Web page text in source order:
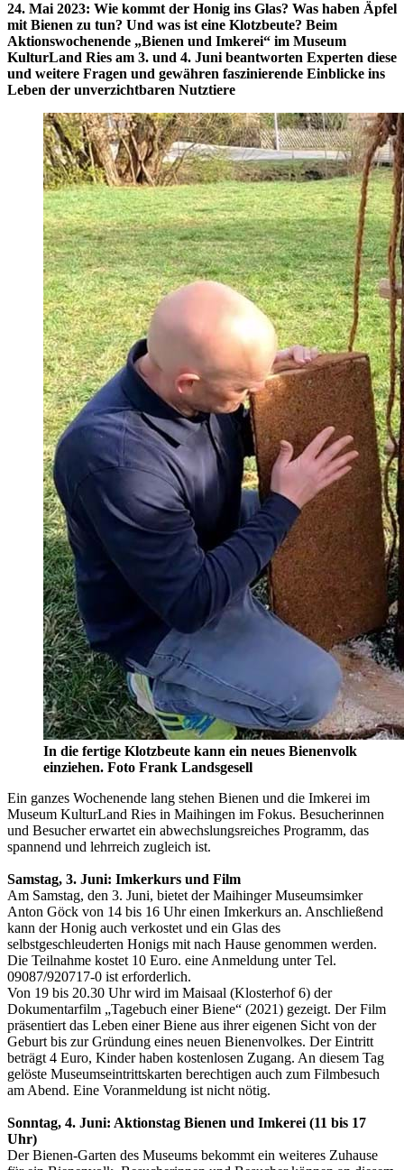
24. Mai 2023: Wie kommt der Honig ins Glas? Was haben Äpfel
mit Bienen zu tun? Und was ist eine Klotzbeute? Beim
Aktionswochenende „Bienen und Imkerei“ im Museum
KulturLand Ries am 3. und 4. Juni beantworten Experten diese
und weitere Fragen und gewähren faszinierende Einblicke ins
Leben der unverzichtbaren Nutztiere
In die fertige Klotzbeute kann ein neues Bienenvolk
einziehen. Foto Frank Landsgesell
Ein ganzes Wochenende lang stehen Bienen und die Imkerei im
Museum KulturLand Ries in Maihingen im Fokus. Besucherinnen
und Besucher erwartet ein abwechslungsreiches Programm, das
spannend und lehrreich zugleich ist.
Samstag, 3. Juni: Imkerkurs und Film
Am Samstag, den 3. Juni, bietet der Maihinger Museumsimker
Anton Göck von 14 bis 16 Uhr einen Imkerkurs an. Anschließend
kann der Honig auch verkostet und ein Glas des
selbstgeschleuderten Honigs mit nach Hause genommen werden.
Die Teilnahme kostet 10 Euro. eine Anmeldung unter Tel.
09087/920717-0 ist erforderlich.
Von 19 bis 20.30 Uhr wird im Maisaal (Klosterhof 6) der
Dokumentarfilm „Tagebuch einer Biene“ (2021) gezeigt. Der Film
präsentiert das Leben einer Biene aus ihrer eigenen Sicht von der
Geburt bis zur Gründung eines neuen Bienenvolkes. Der Eintritt
beträgt 4 Euro, Kinder haben kostenlosen Zugang. An diesem Tag
gelöste Museumseintrittskarten berechtigen auch zum Filmbesuch
am Abend. Eine Voranmeldung ist nicht nötig.
Sonntag, 4. Juni: Aktionstag Bienen und Imkerei (11 bis 17
Uhr)
Der Bienen-Garten des Museums bekommt ein weiteres Zuhause